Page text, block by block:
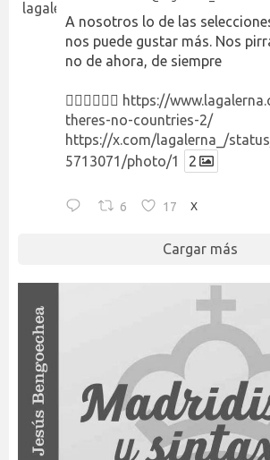
A nosotros lo de las
nos puede gustar más. Nos
no de ahora, de siempre
👉🏻👉🏻👉🏻 https://
theres-no-countries-2/
https://x.com/lagalerna_/
5713071/photo/1
2
6 17 X
Cargar más